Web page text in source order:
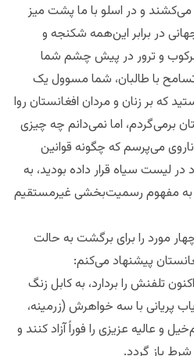
می‌کشند و در اسلو با ما پشت میز
در برابر این‌همه شکنجه و
و ترور در پیش چشم شما
با طالبان، شما مسوول یک
که بر زنان و مردان افغانستان روا
برمی‌گردم، اما نمی‌دانم چه چیزی
می‌پرسم که چگونه قوانین
در لیست سیاه قرار داده بودید، به
به مفهوم رسمیت‌بخشی غیرمستقیم
مورد را برای برگشت به حالت
پیشنهاد می‌کنم:
تلفنش را بردارد، به کابل زنگ
پریانی با سه خواهرش (زرمینه،
و عالیه عزیزی را فوراً آزاد کنند و